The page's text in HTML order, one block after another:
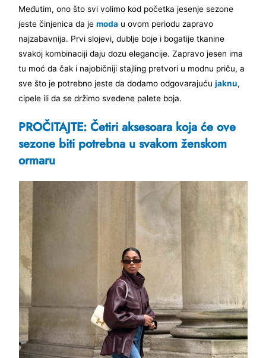
Međutim, ono što svi volimo kod početka jesenje sezone
jeste činjenica da jemoda u ovom periodu zapravo
najzabavnija. Prvi slojevi, dublje boje i bogatije tkanine
svakoj kombinaciji daju dozu elegancije. Zapravo jesen ima
tu moć da čak i najobičniji stajling pretvori u modnu priču, a
sve što je potrebno jeste da dodamo odgovarajućujaknu,
cipele ili da se držimo svedene palete boja.
PROČITAJTE: Četiri aksesoara koja će ove
sezone biti potrebna u svakom ženskom
ormaru